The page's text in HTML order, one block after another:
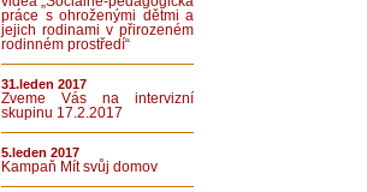
práce s ohroženými dětmi a
jejich rodinami v přirozeném
rodinném prostředí“
31.leden 2017
Zveme Vás na intervizní
skupinu 17.2.2017
5.leden 2017
Kampaň Mít svůj domov